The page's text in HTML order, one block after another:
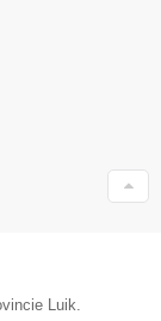
Luik.